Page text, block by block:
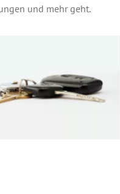
und mehr geht.